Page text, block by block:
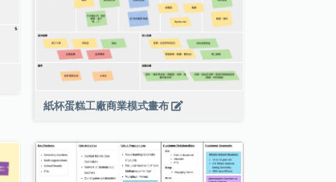
紙杯蛋糕工廠商業模式畫布